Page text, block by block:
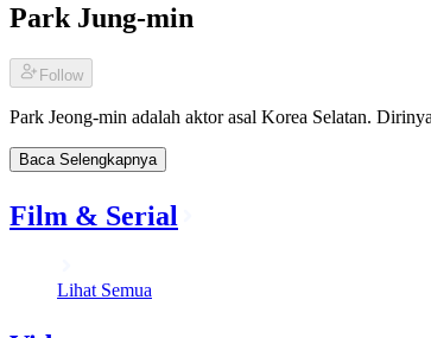
Park Jung-min
Follow
Park Jeong-min adalah aktor asal Korea Selatan.
Baca Selengkapnya
Film & Serial
Lihat Semua